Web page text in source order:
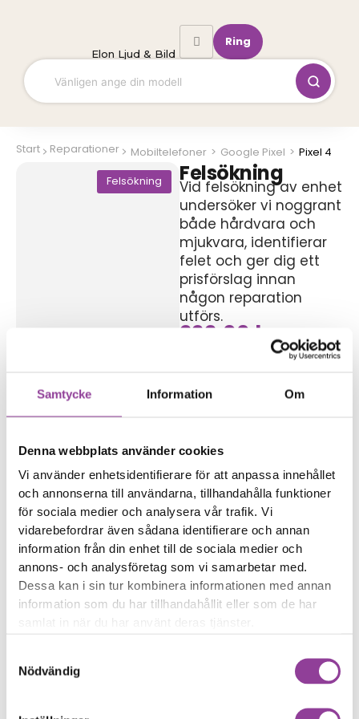
Samtycke Information Om
Denna webbplats använder cookies
Vi använder enhetsidentifierare för att anpassa innehållet
och annonserna till användarna, tillhandahålla funktioner
för sociala medier och analysera vår trafik. Vi
vidarebefordrar även sådana identifierare och annan
information från din enhet till de sociala medier och
annons- och analysföretag som vi samarbetar med.
Dessa kan i sin tur kombinera informationen med annan
information som du har tillhandahållit eller som de har
samlat in när du har använt deras tjänster.
Nödvändig
Elon Ljud & Bild
Ring
Start Reparationer Mobiltelefoner > Google Pixel > Pixel 4
Felsökning
Felsökning
Vid felsökning av enhet
undersöker vi noggrant
både hårdvara och
mjukvara, identifierar
felet och ger dig ett
prisförslag innan
någon reparation
utförs.
299,00 kr
Enheten startar inte
symptom
Reparations tid – Ca
30 minuter
Felsökningen är
kostnadsfri vid en
reparation på enheten
Boka tid